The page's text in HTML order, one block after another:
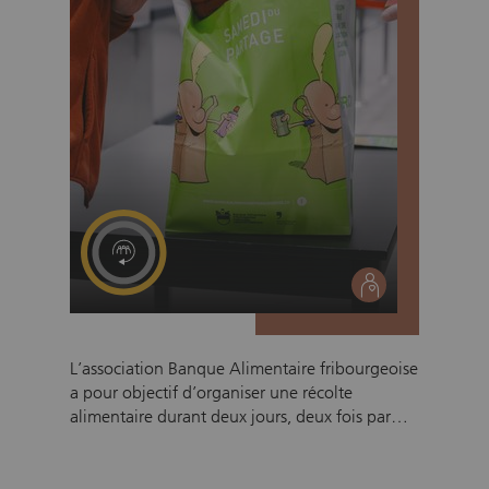
milieux de vie.
social
L’association Banque Alimentaire fribourgeoise
a pour objectif d’organiser une récolte
alimentaire durant deux jours, deux fois par